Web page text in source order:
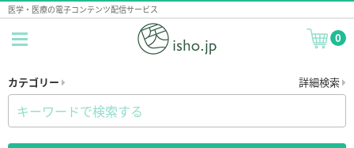
医学・医療の電子コンテンツ配信サービス
0
カテゴリー 詳細検索